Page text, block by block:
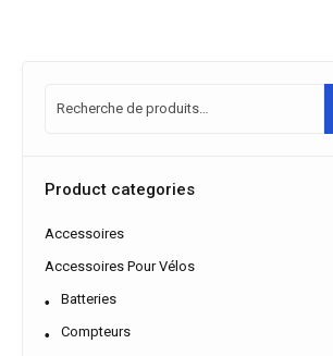
Product categories
Accessoires
Accessoires Pour Vélos
Batteries
Compteurs